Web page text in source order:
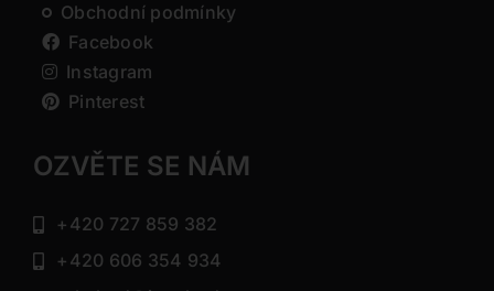
Obchodní podmínky
Facebook
Instagram
Pinterest
OZVĚTE SE NÁM
+420 727 859 382
+420 606 354 934